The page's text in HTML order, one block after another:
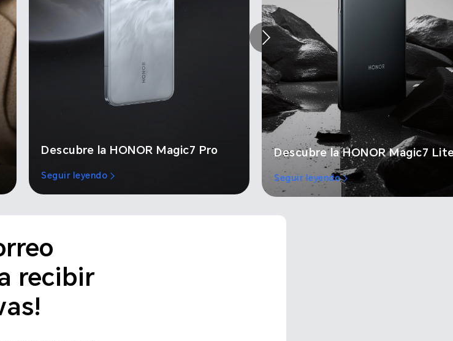
Descubre la HONOR Magic7 Pro
Seguir leyendo
Descubre la HONOR Magic7
Seguir leyendo
recibir